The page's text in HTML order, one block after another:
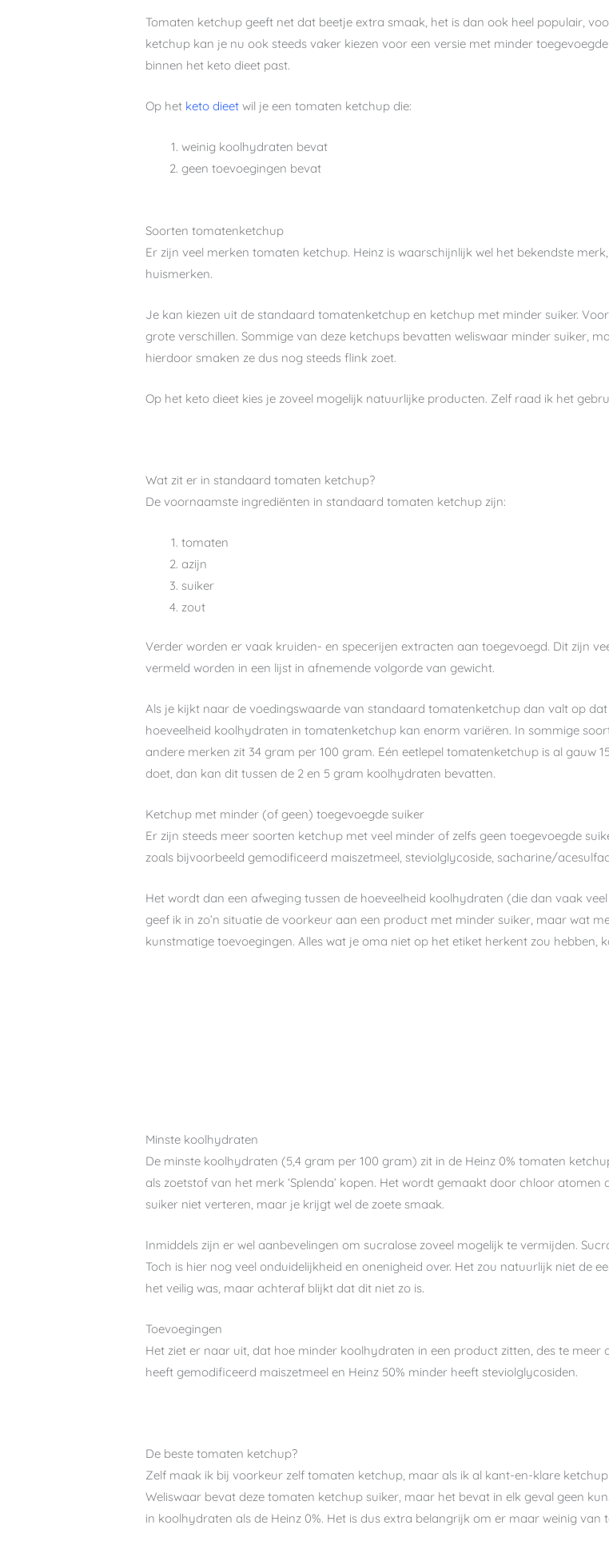
Tomaten ketchup geeft net dat beetje extra smaak, het is dan ook heel populair,
ketchup kan je nu ook steeds vaker kiezen voor een versie met minder
binnen het keto dieet past.
Op het keto dieet wil je een tomaten ketchup die:
weinig koolhydraten bevat
geen toevoegingen bevat
Soorten tomatenketchup
Er zijn veel merken tomaten ketchup. Heinz is waarschijnlijk wel het bekendste
huismerken.
Je kan kiezen uit de standaard tomatenketchup en ketchup met minder suiker.
grote verschillen. Sommige van deze ketchups bevatten weliswaar minder suiker,
hierdoor smaken ze dus nog steeds flink zoet.
Op het keto dieet kies je zoveel mogelijk natuurlijke producten. Zelf raad ik het
Wat zit er in standaard tomaten ketchup?
De voornaamste ingrediënten in standaard tomaten ketchup zijn:
tomaten
azijn
suiker
zout
Verder worden er vaak kruiden- en specerijen extracten aan toegevoegd. Dit zijn
vermeld worden in een lijst in afnemende volgorde van gewicht.
Als je kijkt naar de voedingswaarde van standaard tomatenketchup dan valt op
hoeveelheid koolhydraten in tomatenketchup kan enorm variëren. In sommige
andere merken zit 34 gram per 100 gram. Eén eetlepel tomatenketchup is al gauw
doet, dan kan dit tussen de 2 en 5 gram koolhydraten bevatten.
Ketchup met minder (of geen) toegevoegde suiker
Er zijn steeds meer soorten ketchup met veel minder of zelfs geen toegevoegde
zoals bijvoorbeeld gemodificeerd maiszetmeel, steviolglycoside, sacharine/
Het wordt dan een afweging tussen de hoeveelheid koolhydraten (die dan vaak
geef ik in zo’n situatie de voorkeur aan een product met minder suiker, maar wat
kunstmatige toevoegingen. Alles wat je oma niet op het etiket herkent zou hebben,
Minste koolhydraten
De minste koolhydraten (5,4 gram per 100 gram) zit in de Heinz 0% tomaten
als zoetstof van het merk ‘Splenda’ kopen. Het wordt gemaakt door chloor
suiker niet verteren, maar je krijgt wel de zoete smaak.
Inmiddels zijn er wel aanbevelingen om sucralose zoveel mogelijk te vermijden.
Toch is hier nog veel onduidelijkheid en onenigheid over. Het zou natuurlijk niet de
het veilig was, maar achteraf blijkt dat dit niet zo is.
Toevoegingen
Het ziet er naar uit, dat hoe minder koolhydraten in een product zitten, des te meer
heeft gemodificeerd maiszetmeel en Heinz 50% minder heeft steviolglycosiden.
De beste tomaten ketchup?
Zelf maak ik bij voorkeur zelf tomaten ketchup, maar als ik al kant-en-klare
Weliswaar bevat deze tomaten ketchup suiker, maar het bevat in elk geval geen
in koolhydraten als de Heinz 0%. Het is dus extra belangrijk om er maar weinig van